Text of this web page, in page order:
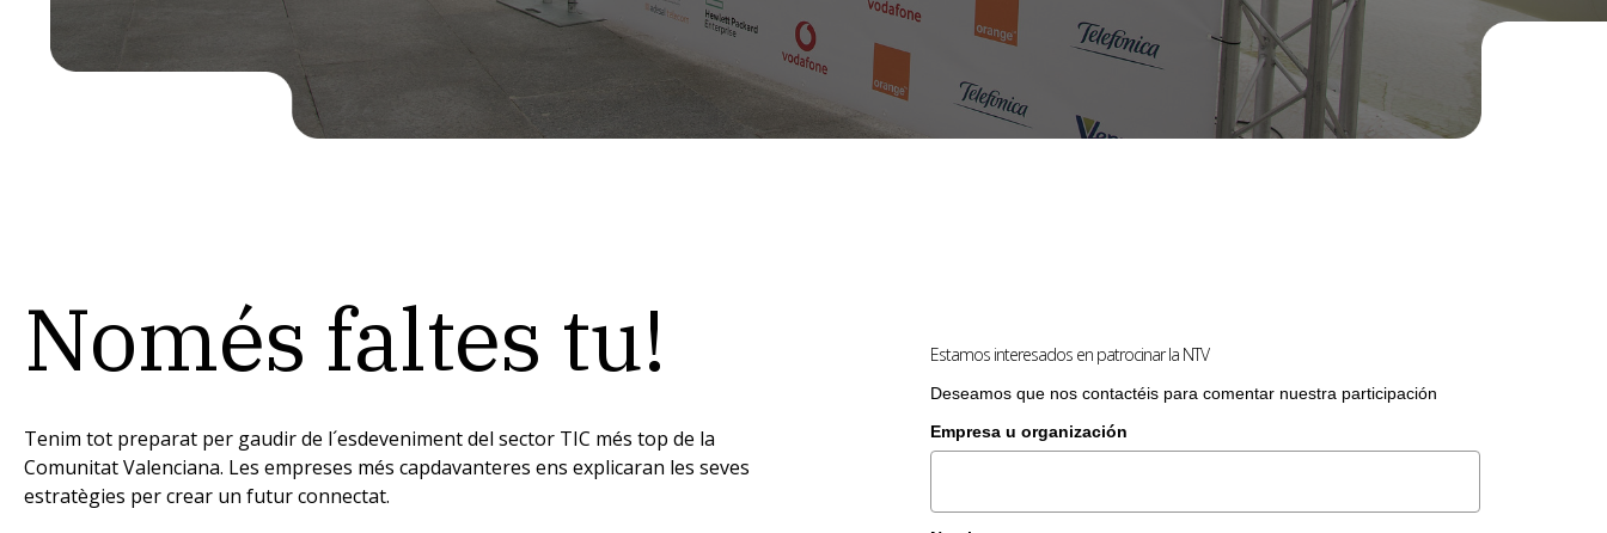
Només faltes tu!
Tenim tot preparat per gaudir de l´esdeveniment del sector TIC més top de la
Comunitat Valenciana. Les empreses més capdavanteres ens explicaran les seves
estratègies per crear un futur connectat.
Estamos interesados en patrocinar la NTV
Deseamos que nos contactéis para comentar nuestra participación
Empresa u organización